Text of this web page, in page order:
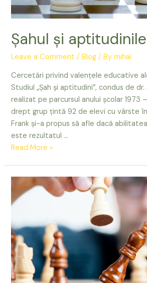
Șahul și aptitudinile
Leave a Comment /Blog / Bymihai
Cercetări privind valenţele educative
Studiul „Şah şi aptitudini”, condus de
realizat pe parcursul anului şcolar 1973
drept grup ţintă 92 de elevi cu vârste
Frank şi-a propus să afle dacă
este rezultatul …
Șahul
Read More »